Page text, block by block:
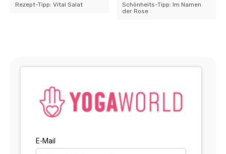
Rezept-Tipp: Vital Salat
Schönheits-Tipp: Im Namen
der Rose